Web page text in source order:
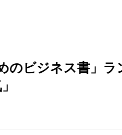
のビジネス書」ラ